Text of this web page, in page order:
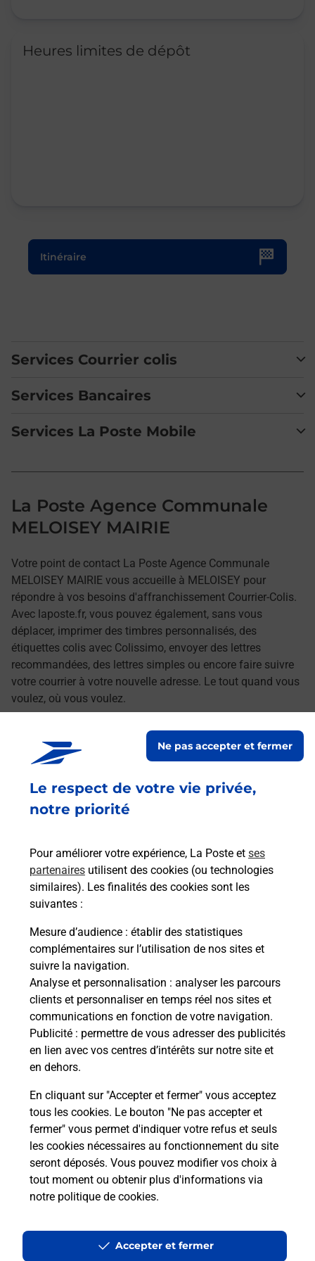
Le respect de votre vie privée,
notre priorité
Pour améliorer votre expérience, La Poste et ses
partenaires utilisent des cookies (ou technologies
similaires). Les finalités des cookies sont les
suivantes :
Mesure d’audience : établir des statistiques
complémentaires sur l’utilisation de nos sites et
suivre la navigation.
Analyse et personnalisation : analyser les parcours
clients et personnaliser en temps réel nos sites et
communications en fonction de votre navigation.
Publicité : permettre de vous adresser des publicités
en lien avec vos centres d’intérêts sur notre site et
en dehors.
En cliquant sur "Accepter et fermer" vous acceptez
tous les cookies. Le bouton "Ne pas accepter et
fermer" vous permet d'indiquer votre refus et seuls
les cookies nécessaires au fonctionnement du site
seront déposés. Vous pouvez modifier vos choix à
tout moment ou obtenir plus d'informations via
notre politique de cookies.
Ne pas accepter et fermer
Accepter et fermer
Heures limites de dépôt
Itinéraire
Le lien s'ouvre dans un nouvel onglet
Services Courrier colis
Services Bancaires
Services La Poste Mobile
La Poste Agence Communale
MELOISEY MAIRIE
Votre point de contact La Poste Agence Communale
MELOISEY MAIRIE vous accueille à MELOISEY pour
répondre à vos besoins d'affranchissement Courrier-Colis.
Avec laposte.fr, vous pouvez également, sans vous
déplacer, imprimer des timbres personnalisés, des
étiquettes colis avec Colissimo, envoyer des lettres
recommandées, des lettres simples ou encore faire suivre
votre courrier à votre nouvelle adresse. Le tout quand vous
voulez, où vous voulez.
Découvrez toutes les offres et services en ligne de
La Poste
Côte-d'Or MELOISEY
Accessibilité : partiellement conforme